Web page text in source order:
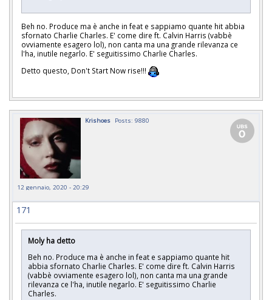
Beh no. Produce ma è anche in feat e sappiamo quante hit abbia
sfornato Charlie Charles. E' come dire ft. Calvin Harris (vabbè
ovviamente esagero lol), non canta ma una grande rilevanza ce
l'ha, inutile negarlo. E' seguitissimo Charlie Charles.
Detto questo, Don't Start Now rise!!!
Krishoes Posts: 9880
12 gennaio, 2020 - 20:29
171
Moly ha detto
Beh no. Produce ma è anche in feat e sappiamo quante hit
abbia sfornato Charlie Charles. E' come dire ft. Calvin Harris
(vabbè ovviamente esagero lol), non canta ma una grande
rilevanza ce l'ha, inutile negarlo. E' seguitissimo Charlie
Charles.